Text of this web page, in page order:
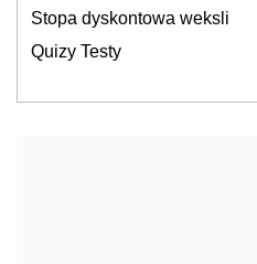
Stopa dyskontowa weksli
Quizy Testy